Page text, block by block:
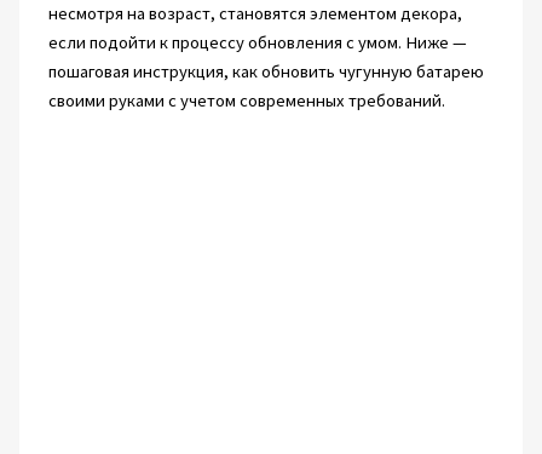
несмотря на возраст, становятся элементом декора,
если подойти к процессу обновления с умом. Ниже —
пошаговая инструкция, как обновить чугунную батарею
своими руками с учетом современных требований.